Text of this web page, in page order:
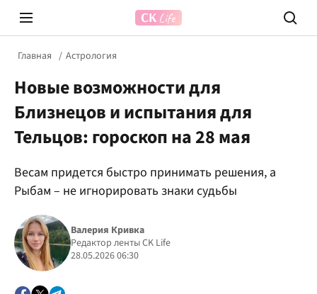
Prosecco Time
Главная Астрология
Новые возможности для
Близнецов и испытания для
Тельцов: гороскоп на 28 мая
Весам придется быстро принимать решения, а
Рыбам – не игнорировать знаки судьбы
Валерия Кривка
Редактор ленты CK Life
28.05.2026 06:30